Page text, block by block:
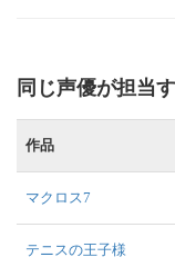
同じ声優が担当
作品
マクロス7
テニスの王子様